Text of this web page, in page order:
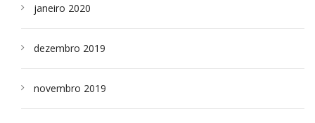
janeiro 2020
dezembro 2019
novembro 2019